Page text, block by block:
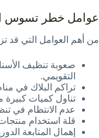
عوامل خطر تسوس
من أهم العوامل التي قد
صعوبة تنظيف
التقويمي.
تراكم البلاك في
تناول كميات كبيرة
عدم الانتظام في
قلة استخدام
إهمال المتابعة